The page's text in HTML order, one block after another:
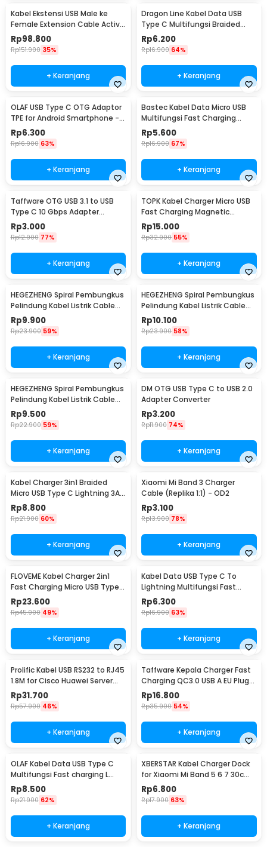
Kabel Ekstensi USB Male ke
Female Extension Cable Active
Repeater 18.4M - C380
Rp98.800
Rp151.900 35%
+ Keranjang
Dragon Line Kabel Data USB
Type C Multifungsi Braided
480Mbps 30cm - AV140
Rp6.200
Rp16.900 64%
+ Keranjang
OLAF USB Type C OTG Adaptor
TPE for Android Smartphone -
PJ1658-01
Rp6.300
Rp16.900 63%
+ Keranjang
Bastec Kabel Data Micro USB
Multifungsi Fast Charging
Braided 100cm - BN100
Rp5.600
Rp16.900 67%
+ Keranjang
Taffware OTG USB 3.1 to USB
Type C 10 Gbps Adapter
Converter - A2
Rp3.000
Rp12.900 77%
+ Keranjang
TOPK Kabel Charger Micro USB
Fast Charging Magnetic
Braided 5V 2.4A 1M - CS1711
Rp15.000
Rp32.900 55%
+ Keranjang
HEGEZHENG Spiral Pembungkus
Pelindung Kabel Listrik Cable
Organizer 6mmx14M - HPS-60
Rp9.900
Rp23.900 59%
+ Keranjang
HEGEZHENG Spiral Pembungkus
Pelindung Kabel Listrik Cable
Organizer 10mmx8M - HPS-60
Rp10.100
Rp23.900 58%
+ Keranjang
HEGEZHENG Spiral Pembungkus
Pelindung Kabel Listrik Cable
Organizer 14mmx4.5M - HPS-
60
Rp9.500
Rp22.900 59%
+ Keranjang
DM OTG USB Type C to USB 2.0
Adapter Converter
Rp3.200
Rp11.900 74%
+ Keranjang
Kabel Charger 3in1 Braided
Micro USB Type C Lightning 3A
1.2M - US186
Rp8.800
Rp21.900 60%
+ Keranjang
Xiaomi Mi Band 3 Charger
Cable (Replika 1:1) - OD2
Rp3.100
Rp13.900 78%
+ Keranjang
FLOVEME Kabel Charger 2in1
Fast Charging Micro USB Type
C 14W 1.2M - B00626
Rp23.600
Rp45.900 49%
+ Keranjang
Kabel Data USB Type C To
Lightning Multifungsi Fast
Charging 5V 2A 1M - 1636
Rp6.300
Rp16.900 63%
+ Keranjang
Prolific Kabel USB RS232 to RJ45
1.8M for Cisco Huawei Server
Router - PL2303RA
Rp31.700
Rp57.900 46%
+ Keranjang
Taffware Kepala Charger Fast
Charging QC3.0 USB A EU Plug
3A 18W - TE-007
Rp16.800
Rp35.900 54%
+ Keranjang
OLAF Kabel Data USB Type C
Multifungsi Fast charging L
Shape 5A 1M - OL01
Rp8.500
Rp21.900 62%
+ Keranjang
XBERSTAR Kabel Charger Dock
for Xiaomi Mi Band 5 6 7 30cm
- EDCS300
Rp6.800
Rp17.900 63%
+ Keranjang